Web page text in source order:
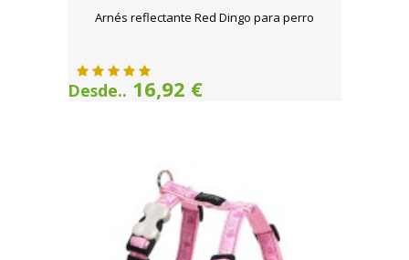
Arnés reflectante Red Dingo para perro
Desde.. 16,92 €